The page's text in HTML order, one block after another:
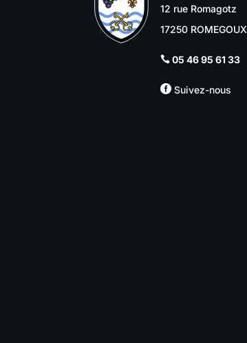
12 rue Romagotz
17250 ROMEGOUX
 05 46 95 61 33
 Suivez-nous